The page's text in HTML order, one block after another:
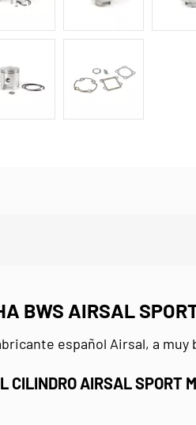
BWS AIRSAL
español Airsal, a muy
CILINDRO AIRSAL SPORT